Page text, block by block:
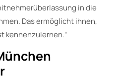
in die
Das ermöglicht ihnen,
kennenzulernen.“